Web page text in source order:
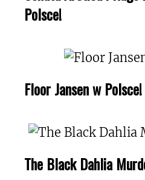
Polsce!
Floor Jansen w Polsce!
The Black Dahlia